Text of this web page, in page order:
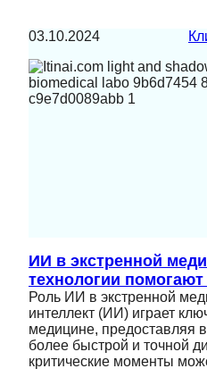
03.10.2024
ИИ в экстренной
технологии
Роль ИИ в экстренной
интеллект (ИИ) играет
медицине, предоставляя
более быстрой и точной
критические моменты